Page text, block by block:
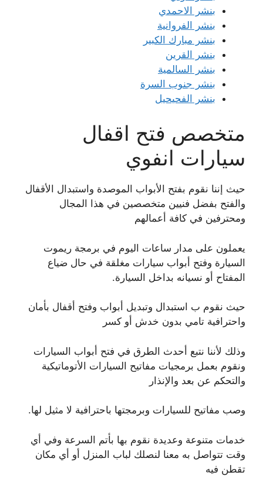
بنشر الاحمدي
بنشر الفروانية
بنشر مبارك الكبير
بنشر القرين
بنشر السالمية
بنشر جنوب السرة
بنشر الفحيحيل
متخصص فتح اقفال
سيارات انفوي
حيث إننا نقوم بفتح الأبواب الموصدة واستبدال الأقفال
والفتح بفضل فنيين متخصصين في هذا المجال
ومحترفين في كافة أعمالهم
يعملون على مدار ساعات اليوم في برمجة ريموت
السيارة وفتح أبواب سيارات مغلقة في حال ضياع
المفتاح أو نسيانه بداخل السيارة.
حيث نقوم ب استبدال وتبديل أبواب وفتح أقفال بأمان
واحترافية تامي بدون خدش أو كسر
وذلك لأننا نتبع أحدث الطرق في فتح أبواب السيارات
ونقوم بعمل برمجيات مفاتيح السيارات الأتوماتيكية
والتحكم عن بعد والإنذار
وصب مفاتيح للسيارات وبرمجتها باحترافية لا مثيل لها.
خدمات متنوعة وعديدة نقوم بها بأتم السرعة وفي أي
وقت تتواصل به معنا لنصلك لباب المنزل أو أي مكان
تقطن فيه